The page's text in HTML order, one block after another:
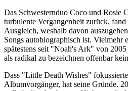
Das Schwesternduo Coco und Rosie
turbulente Vergangenheit zurück,
Ausgleich, weshalb davon
Songs autobiographisch ist. Vielmehr
spätestens seit "Noah's Ark" von
als radikal zu bezeichnen offenbar
Dass "Little Death Wishes"
Albumvorgänger, hat seine Gründe.